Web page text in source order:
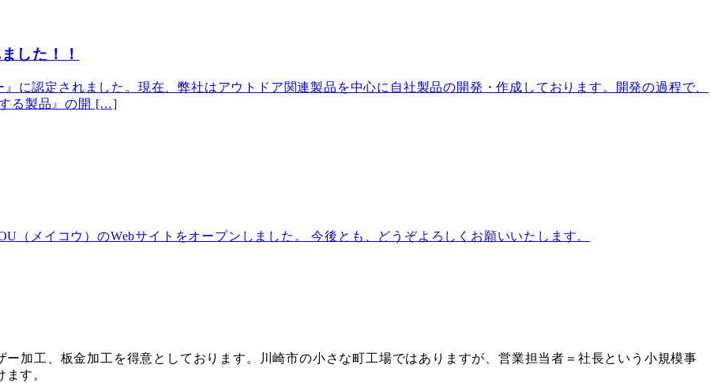
した！！
に認定されました。現在、弊社はアウトドア関連製品を中心に自社製品の開発・作成しております。開発の過程で、
する製品』の開 […]
（メイコウ）のWebサイトをオープンしました。 今後とも、どうぞよろしくお願いいたします。
加工、板金加工を得意としております。川崎市の小さな町工場ではありますが、営業担当者＝社長という小規模事
す。